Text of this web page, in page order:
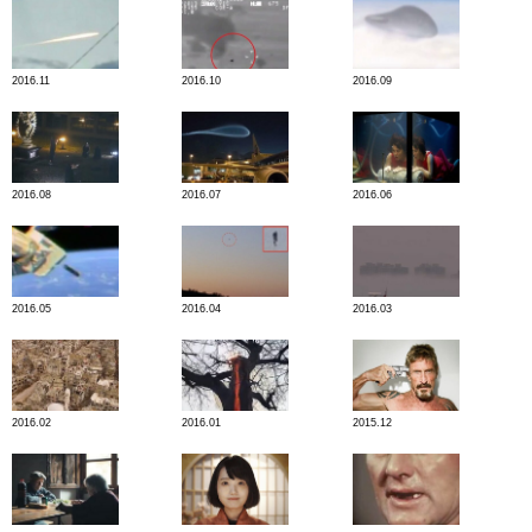
2016.11 2016.10 2016.09
2016.08 2016.07 2016.06
2016.05 2016.04 2016.03
2016.02 2016.01 2015.12